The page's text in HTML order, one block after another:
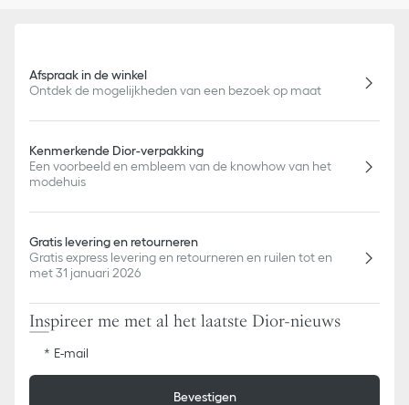
Afspraak in de winkel
Ontdek de mogelijkheden van een bezoek op maat
Kenmerkende Dior-verpakking
Een voorbeeld en embleem van de knowhow van het
modehuis
Gratis levering en retourneren
Gratis express levering en retourneren en ruilen tot en
met 31 januari 2026
Inspireer me met al het laatste Dior-nieuws
E-mail
Bevestigen